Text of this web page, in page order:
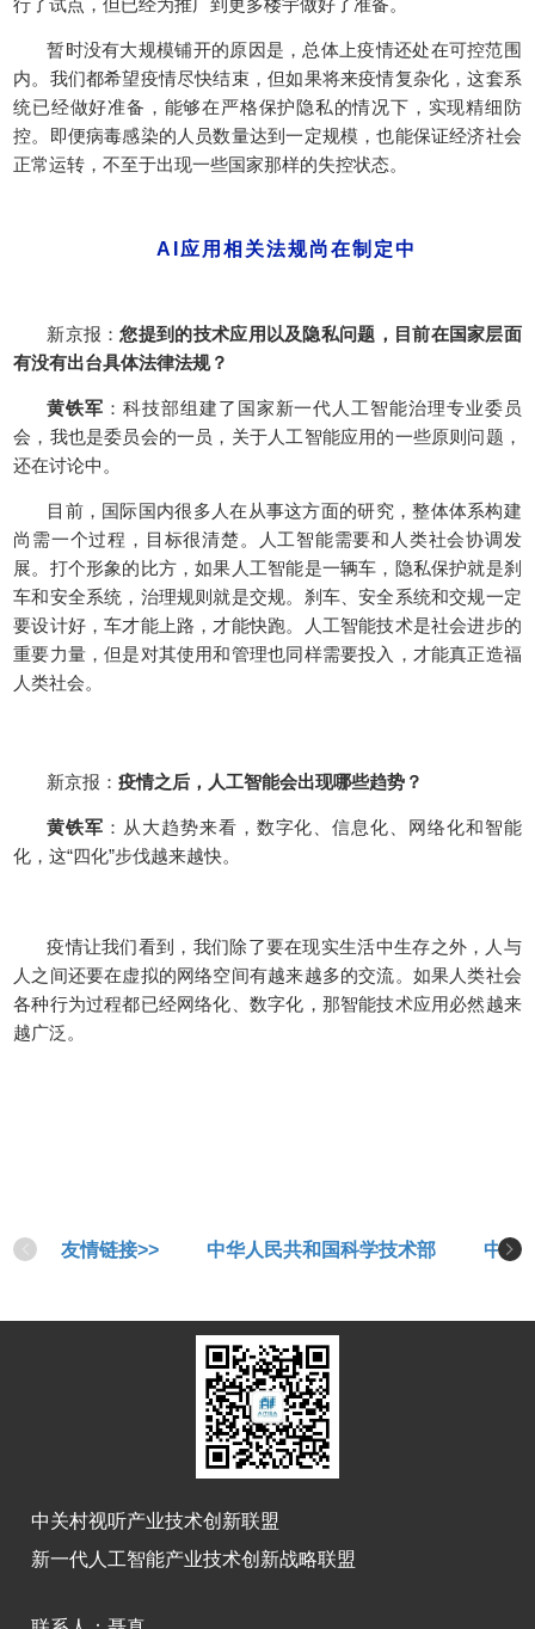
暂时没有大规模铺开的原因是，总体上疫情还处在可控范围
内。我们都希望疫情尽快结束，但如果将来疫情复杂化，这套系
统已经做好准备，能够在严格保护隐私的情况下，实现精细防
控。即便病毒感染的人员数量达到一定规模，也能保证经济社会
正常运转，不至于出现一些国家那样的失控状态。
AI应用相关法规尚在制定中
新京报：您提到的技术应用以及隐私问题，目前在国家层面
有没有出台具体法律法规？
黄铁军 ：科技部组建了国家新一代人工智能治理专业委员
会，我也是委员会的一员，关于人工智能应用的一些原则问题，
还在讨论中。
目前，国际国内很多人在从事这方面的研究，整体体系构建
尚需一个过程，目标很清楚。人工智能需要和人类社会协调发
展。打个形象的比方，如果人工智能是一辆车，隐私保护就是刹
车和安全系统，治理规则就是交规。刹车、安全系统和交规一定
要设计好，车才能上路，才能快跑。人工智能技术是社会进步的
重要力量，但是对其使用和管理也同样需要投入，才能真正造福
人类社会。
新京报：疫情之后，人工智能会出现哪些趋势？
黄铁军 ：从大趋势来看，数字化、信息化、网络化和智能
化，这“四化”步伐越来越快。
疫情让我们看到，我们除了要在现实生活中生存之外，人与
人之间还要在虚拟的网络空间有越来越多的交流。如果人类社会
各种行为过程都已经网络化、数字化，那智能技术应用必然越来
越广泛。
友情链接>> 中华人民共和国科学技术部 中华
中关村视听产业技术创新联盟
新一代人工智能产业技术创新战略联盟